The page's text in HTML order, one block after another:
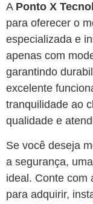
A Ponto X
para oferecer o
especializada e
apenas com
garantindo
excelente
tranquilidade ao
qualidade e
Se você deseja
a segurança, uma
ideal. Conte com
para adquirir,